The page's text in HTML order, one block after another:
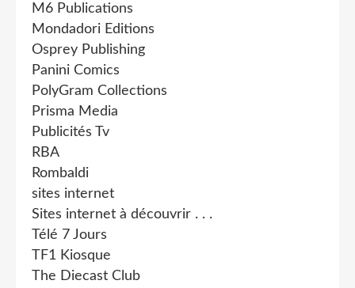
M6 Publications
Mondadori Editions
Osprey Publishing
Panini Comics
PolyGram Collections
Prisma Media
Publicités Tv
RBA
Rombaldi
sites internet
Sites internet à découvrir . . .
Télé 7 Jours
TF1 Kiosque
The Diecast Club